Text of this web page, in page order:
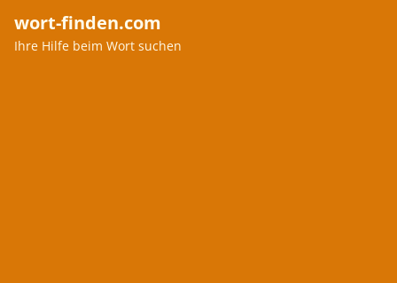
wort-finden.com
Ihre Hilfe beim Wort suchen